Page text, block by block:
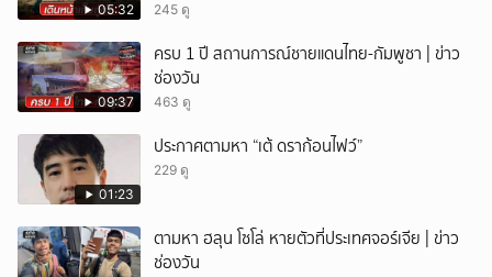
05:32 245 ดู
09:37
ครบ 1 ปี สถานการณ์ชายแดนไทย-กัมพูชา | ข่าว
ช่องวัน
463 ดู
01:23
ประกาศตามหา “เต้ ดราก้อนไฟว์”
229 ดู
ตามหา ฮลุน โซโล่ หายตัวที่ประเทศจอร์เจีย | ข่าว
ช่องวัน